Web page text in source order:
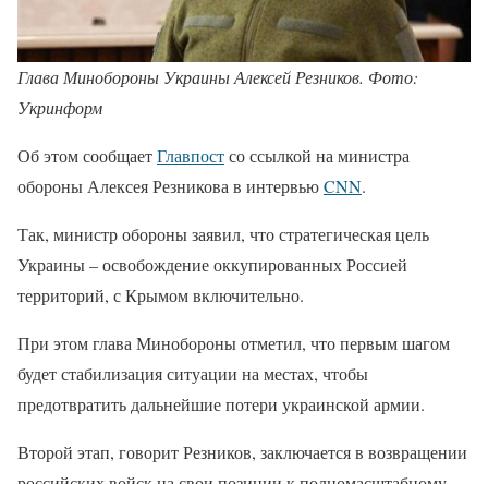
Глава Минобороны Украины Алексей Резников. Фото:
Укринформ
Об этом сообщаетГлавпостсо ссылкой на министра
обороны Алексея Резникова в интервьюCNN.
Так, министр обороны заявил, что стратегическая цель
Украины – освобождение оккупированных Россией
территорий, с Крымом включительно.
При этом глава Минобороны отметил, что первым шагом
будет стабилизация ситуации на местах, чтобы
предотвратить дальнейшие потери украинской армии.
Второй этап, говорит Резников, заключается в возвращении